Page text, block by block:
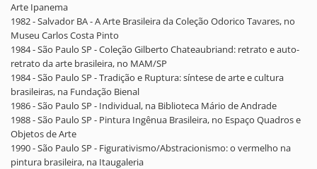
Arte Ipanema
1982 - Salvador BA - A Arte Brasileira da Coleção Odorico Tavares, no
Museu Carlos Costa Pinto
1984 - São Paulo SP - Coleção Gilberto Chateaubriand: retrato e auto-
retrato da arte brasileira, no MAM/SP
1984 - São Paulo SP - Tradição e Ruptura: síntese de arte e cultura
brasileiras, na Fundação Bienal
1986 - São Paulo SP - Individual, na Biblioteca Mário de Andrade
1988 - São Paulo SP - Pintura Ingênua Brasileira, no Espaço Quadros e
Objetos de Arte
1990 - São Paulo SP - Figurativismo/Abstracionismo: o vermelho na
pintura brasileira, na Itaugaleria